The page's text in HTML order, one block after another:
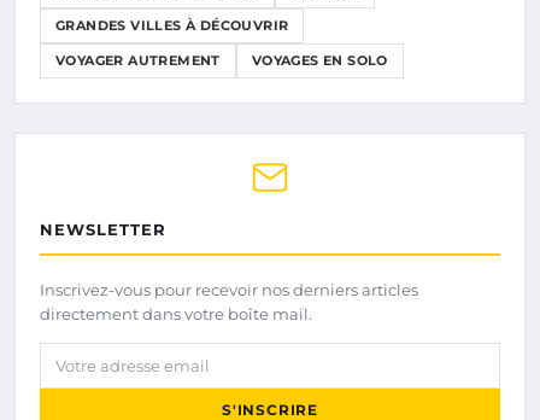
GRANDES VILLES À DÉCOUVRIR
VOYAGER AUTREMENT VOYAGES EN SOLO
NEWSLETTER
Inscrivez-vous pour recevoir nos derniers articles
directement dans votre boîte mail.
Votre adresse email
S'INSCRIRE